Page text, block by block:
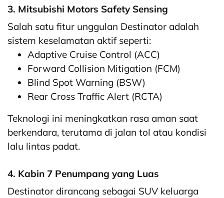
3. Mitsubishi Motors Safety Sensing
Salah satu fitur unggulan Destinator adalah
sistem keselamatan aktif seperti:
Adaptive Cruise Control (ACC)
Forward Collision Mitigation (FCM)
Blind Spot Warning (BSW)
Rear Cross Traffic Alert (RCTA)
Teknologi ini meningkatkan rasa aman saat
berkendara, terutama di jalan tol atau kondisi
lalu lintas padat.
4. Kabin 7 Penumpang yang Luas
Destinator dirancang sebagai SUV keluarga